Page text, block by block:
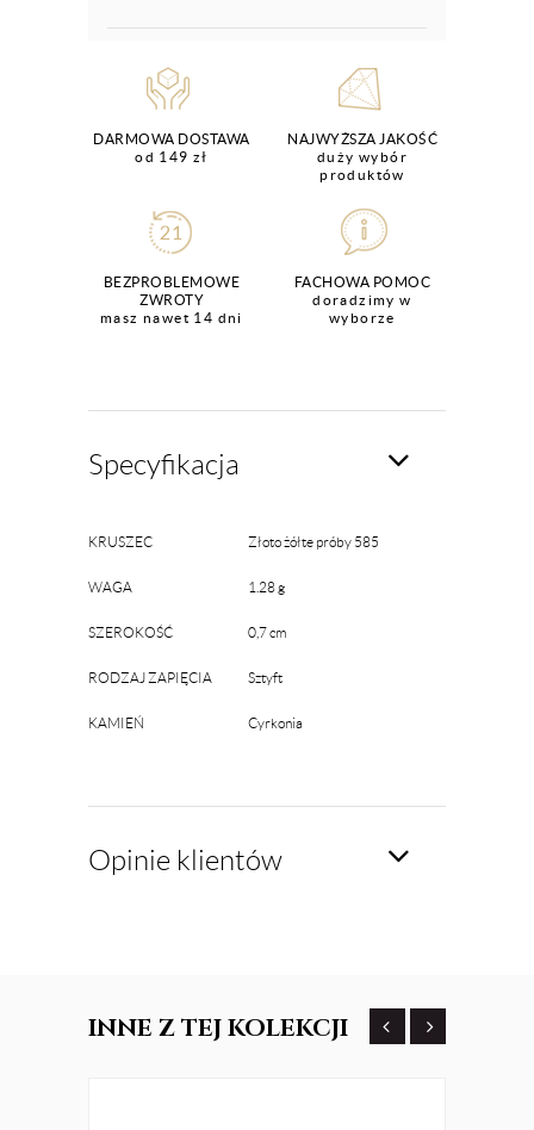
DARMOWA DOSTAWA
od 149 zł
NAJWYŻSZA JAKOŚĆ
duży wybór
produktów
BEZPROBLEMOWE
ZWROTY
masz nawet 14 dni
FACHOWA POMOC
doradzimy w
wyborze
Specyfikacja
KRUSZEC Złoto żółte próby 585
WAGA 1.28 g
SZEROKOŚĆ 0,7 cm
RODZAJ ZAPIĘCIA Sztyft
KAMIEŃ Cyrkonia
Opinie klientów
INNE Z TEJ KOLEKCJI